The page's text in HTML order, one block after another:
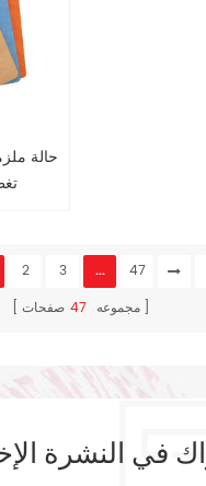
2 3 ...
47
مجموعه 47 صفحات
في النشرة